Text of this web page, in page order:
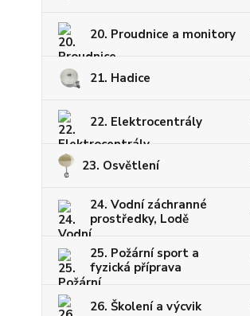
20. Proudnice a monitory
21. Hadice
22. Elektrocentrály
23. Osvětlení
24. Vodní záchranné
prostředky, Lodě
25. Požární sport a
fyzická příprava
26. Školení a výcvik